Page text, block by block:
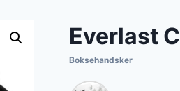
Everlast
Boksehandsker